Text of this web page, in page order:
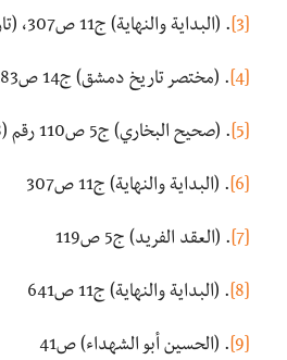
[3] . (البداية والنهاية) ج11 ص307، (تاريخ الطبري) ج5 ص303
[4] . (مختصر تاريخ دمشق) ج14 ص283
[5] . (صحيح البخاري) ج5 ص110 رقم (4108)
[6] . (البداية والنهاية) ج11 ص307
[7] . (العقد الفريد) ج5 ص119
[8] . (البداية والنهاية) ج11 ص641
[9] . (الحسين أبو الشهداء) ص41